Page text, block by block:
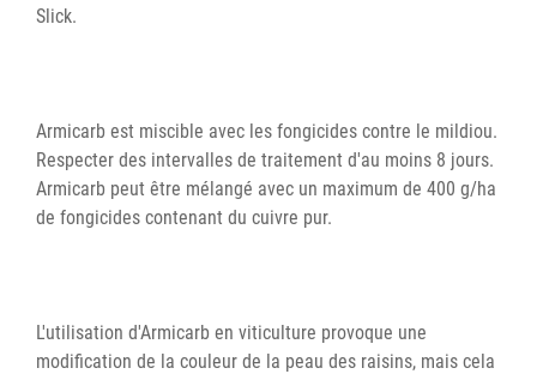
Slick.
Armicarb est miscible avec les fongicides contre le mildiou.
Respecter des intervalles de traitement d'au moins 8 jours.
Armicarb peut être mélangé avec un maximum de 400 g/ha
de fongicides contenant du cuivre pur.
L'utilisation d'Armicarb en viticulture provoque une
modification de la couleur de la peau des raisins, mais cela